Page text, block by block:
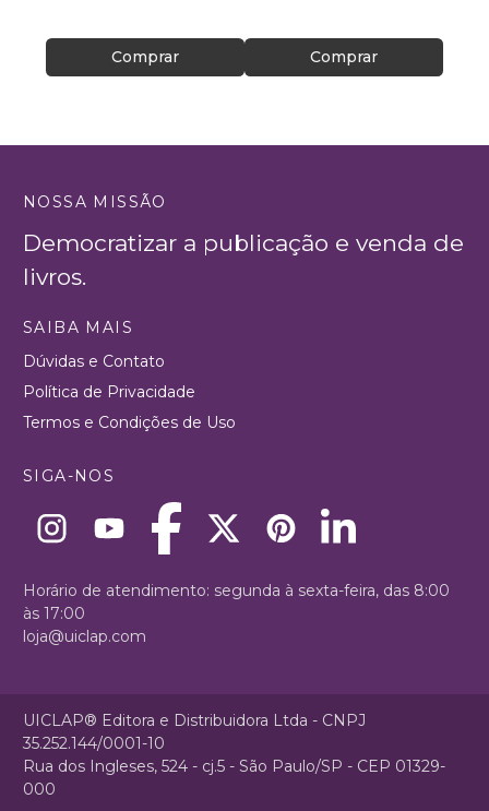
Comprar Comprar
NOSSA MISSÃO
Democratizar a publicação e venda de
livros.
SAIBA MAIS
Dúvidas e Contato
Política de Privacidade
Termos e Condições de Uso
SIGA-NOS
Horário de atendimento: segunda à sexta-feira, das 8:00
às 17:00
loja@uiclap.com
UICLAP® Editora e Distribuidora Ltda - CNPJ
35.252.144/0001-10
Rua dos Ingleses, 524 - cj.5 - São Paulo/SP - CEP 01329-
000